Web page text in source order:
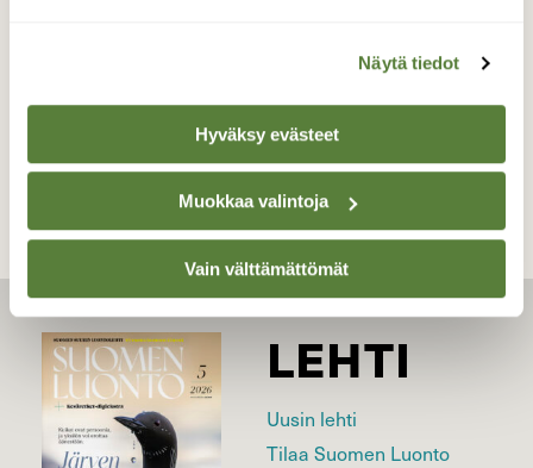
Näytä tiedot
Hyväksy evästeet
Muokkaa valintoja
Vain välttämättömät
Kilpailun etusivulle
LEHTI
Uusin lehti
Tilaa Suomen Luonto